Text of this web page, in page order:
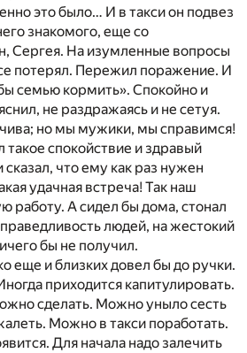
это было… И в такси он подвез
знакомого, еще со
Сергея. На изумленные вопросы
потерял. Пережил поражение. И
семью кормить». Спокойно и
не раздражаясь и не сетуя.
но мы мужики, мы справимся!
такое спокойствие и здравый
что ему как раз нужен
удачная встреча! Так наш
работу. А сидел бы дома, стонал
людей, на жестокий
бы не получил.
еще и близких довел бы до ручки.
приходится капитулировать.
сделать. Можно уныло сесть
Можно в такси поработать.
Для начала надо залечить